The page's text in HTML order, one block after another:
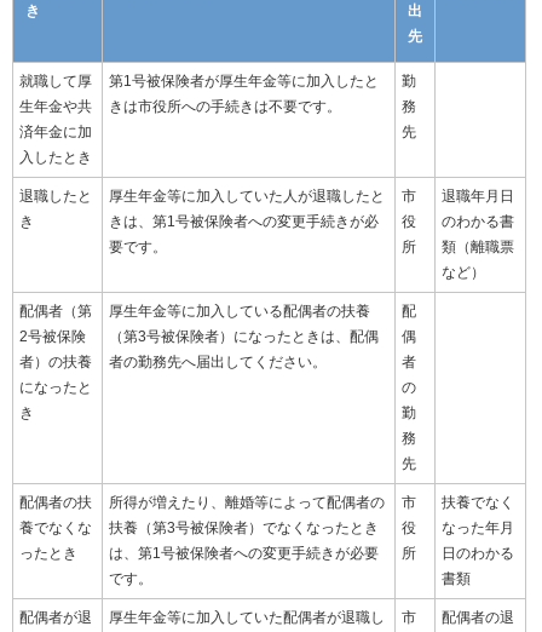
き
出
先
就職して厚
生年金や共
済年金に加
入したとき
第1号被保険者が厚生年金等に加入したと
きは市役所への手続きは不要です。
勤
務
先
退職したと
き
厚生年金等に加入していた人が退職したと
きは、第1号被保険者への変更手続きが必
要です。
市
役
所
退職年月日
のわかる書
類（離職票
など）
配偶者（第
2号被保険
者）の扶養
になったと
き
厚生年金等に加入している配偶者の扶養
（第3号被保険者）になったときは、配偶
者の勤務先へ届出してください。
配
偶
者
の
勤
務
先
配偶者の扶
養でなくな
ったとき
所得が増えたり、離婚等によって配偶者の
扶養（第3号被保険者）でなくなったとき
は、第1号被保険者への変更手続きが必要
です。
市
役
所
扶養でなく
なった年月
日のわかる
書類
配偶者が退
厚生年金等に加入していた配偶者が退職し
市
配偶者の退